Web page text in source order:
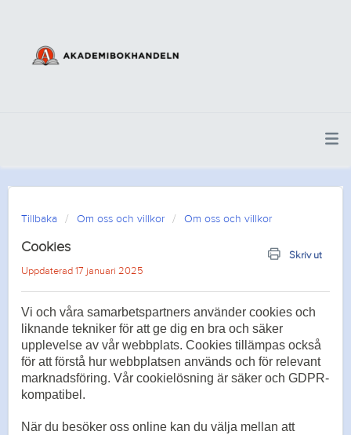
Tillbaka Om oss och villkor Om oss och villkor
Cookies
Skriv ut
Uppdaterad 17 januari 2025
Vi och våra samarbetspartners använder cookies och
liknande tekniker för att ge dig en bra och säker
upplevelse av vår webbplats. Cookies tillämpas också
för att förstå hur webbplatsen används och för relevant
marknadsföring. Vår cookielösning är säker och GDPR-
kompatibel.
När du besöker oss online kan du välja mellan att